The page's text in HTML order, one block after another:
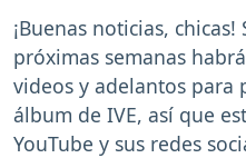
¡Buenas noticias,
próximas semanas
videos y adelantos para
álbum de IVE, así que
YouTube y sus redes